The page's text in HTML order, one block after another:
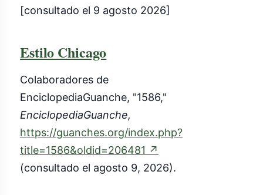
externo)
[consultado el 9 agosto 2026]
Estilo Chicago
Colaboradores de
EnciclopediaGuanche, "1586,"
EnciclopediaGuanche,
https://guanches.org/index.php?
title=1586&oldid=206481 ↗
externo)
(consultado el agosto 9, 2026).